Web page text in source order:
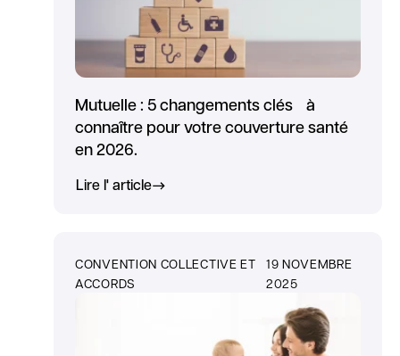
Mutuelle : 5 changements clés à
connaître pour votre couverture santé
en 2026.
Lire l' article
CONVENTION COLLECTIVE ET
ACCORDS
19 NOVEMBRE
2025